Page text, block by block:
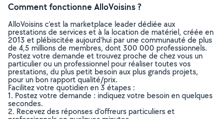
Comment fonctionne AlloVoisins ?
AlloVoisins c’est la marketplace leader dédiée aux
prestations de services et à la location de matériel, créée en
2013 et plébiscitée aujourd’hui par une communauté de plus
de 4,5 millions de membres, dont 300 000 professionnels.
Postez votre demande et trouvez proche de chez vous un
particulier ou un professionnel pour réaliser toutes vos
prestations, du plus petit besoin aux plus grands projets,
pour un bon rapport qualité/prix.
Facilitez votre quotidien en 3 étapes :
1. Postez votre demande : indiquez votre besoin en quelques
secondes.
2. Recevez des réponses d’offreurs particuliers et